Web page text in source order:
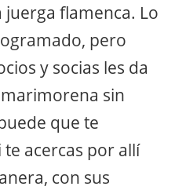
flamenca. Lo
pero
y socias les da
sin
que te
acercas por allí
con sus